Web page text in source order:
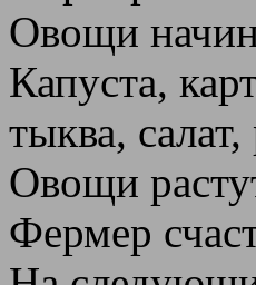
Овощи
Капуста,
тыква, салат,
Овощи
Фермер